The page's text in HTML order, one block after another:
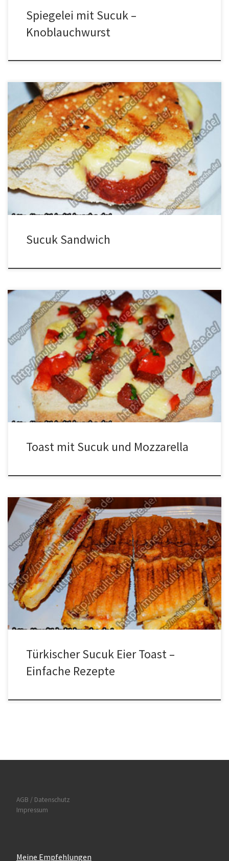
Spiegelei mit Sucuk –
Knoblauchwurst
Zutaten für Sucuk Sandwich 4 Stücke Fladenbrot4 Scheiben
Käseca. 16 Scheiben Sucuk (Knoblauchwurst) Zubereitung für
Sucuk Sandwich Die Brote öffnen, die Sucuk (Knoblauchwurst) und
Käsescheiben hinein legen und wieder zuklappen. Nun die Brote
in die Sandwich Maschine reinlegen, schließen und goldbraun
Toasten. Fertig ist das beste Rezept für Sucuk Sandwich. Video
Anleitung für Sucuk Sandwich Weitere […]
Sucuk Sandwich
Zutaten Liste für 9 Stück Toast mit Sucuk 9 Scheiben American
Sandwich1/2 rote Paprika2 Mozzarellaetwas
PetersilieSucuk (Knoblauchwurst) Zubereitung für Toast mit Sucuk
und Mozzarella Alles klein schneiden. Die Brotscheiben auf ein mit
Backpapier belegtes Blech legen. Anschließend mit dem Sucuk
(Knoblauchwurst), der Paprika, und dem Mozzarella belegen, zum
Schluss noch etwas Petersilie darüber […]
Toast mit Sucuk und Mozzarella
Zutaten für Türkischer Sucuk Eier Toast 1 EiSalz1 weiches weiß
Brotca. 14 Sucuk Scheiben (Knoblauchwurst)ca. 6
KäsescheibenButter zum bestreichenetwas Majo und Ketchup
Zubereitung für Türkischer Sucuk Eier Toast Das Ei mit dem Salz
aufschlagen. Die Toast Maschine mit der Butter bestreichen und
das Ei darauf verteilen. Das Brot halbieren und […]
Türkischer Sucuk Eier Toast –
Einfache Rezepte
AGB / Datenschutz
Impressum
Meine Empfehlungen